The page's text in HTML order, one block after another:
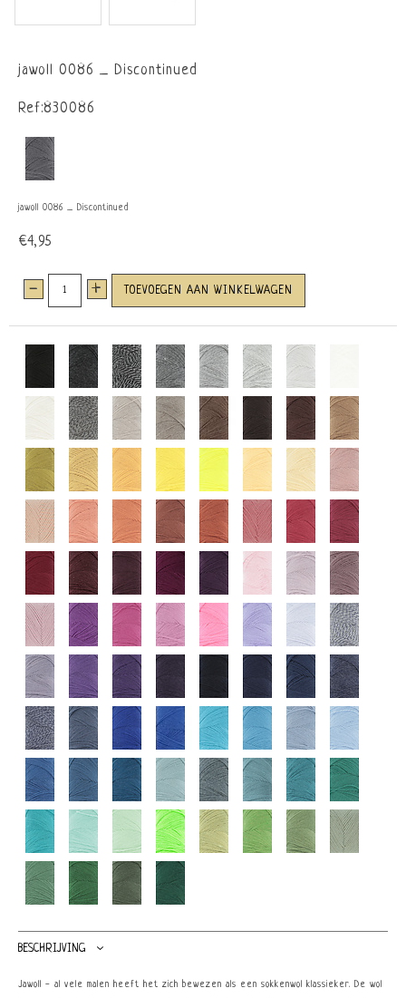
jawoll 0086 _ Discontinued
Ref:830086
jawoll 0086 _ Discontinued
€4,95
- + TOEVOEGEN AAN WINKELWAGEN
BESCHRIJVING
Jawoll - al vele malen heeft het zich bewezen als een sokkenwol klassieker. De wol